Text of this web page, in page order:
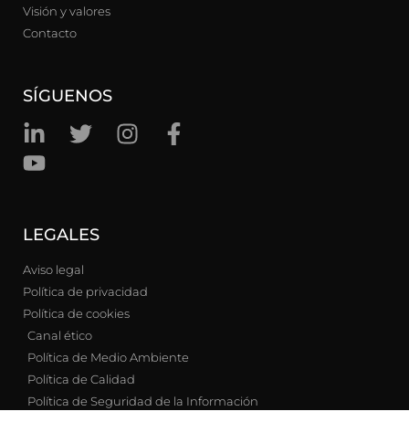
Visión y valores
Contacto
SÍGUENOS
LEGALES
Aviso legal
Política de privacidad
Política de cookies
Canal ético
Política de Medio Ambiente
Política de Calidad
Política de Seguridad de la Información